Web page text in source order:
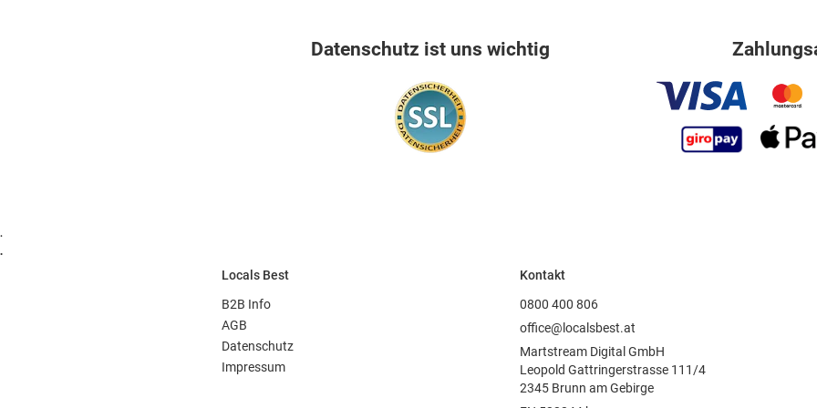
Datenschutz ist uns wichtig
.
.
Locals Best
B2B Info
AGB
Datenschutz
Impressum
Kontakt
0800 400 806
office@localsbest.at
Martstream Digital GmbH
Leopold Gattringerstrasse 111/4
2345 Brunn am Gebirge